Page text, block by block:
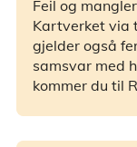
Feil og
Kartverket via
gjelder også
samsvar med
kommer du til